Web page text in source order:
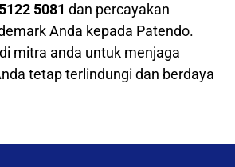
5081 dan percayakan
Anda kepada Patendo.
mitra anda untuk menjaga
tetap terlindungi dan berdaya